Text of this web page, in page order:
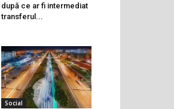
după ce ar fi intermediat
transferul...
Social